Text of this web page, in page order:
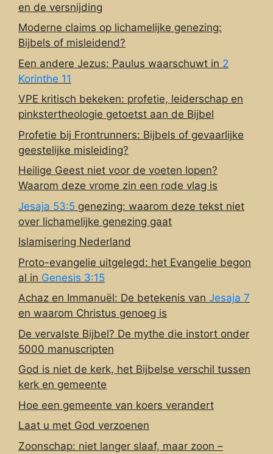
en de versnijding
Moderne claims op lichamelijke genezing:
Bijbels of misleidend?
Een andere Jezus: Paulus waarschuwt in 2
Korinthe 11
VPE kritisch bekeken: profetie, leiderschap en
pinkstertheologie getoetst aan de Bijbel
Profetie bij Frontrunners: Bijbels of gevaarlijke
geestelijke misleiding?
Heilige Geest niet voor de voeten lopen?
Waarom deze vrome zin een rode vlag is
Jesaja 53:5 genezing: waarom deze tekst niet
over lichamelijke genezing gaat
Islamisering Nederland
Proto-evangelie uitgelegd: het Evangelie begon
al in Genesis 3:15
Achaz en Immanuël: De betekenis van Jesaja 7
en waarom Christus genoeg is
De vervalste Bijbel? De mythe die instort onder
5000 manuscripten
God is niet de kerk, het Bijbelse verschil tussen
kerk en gemeente
Hoe een gemeente van koers verandert
Laat u met God verzoenen
Zoonschap: niet langer slaaf, maar zoon –